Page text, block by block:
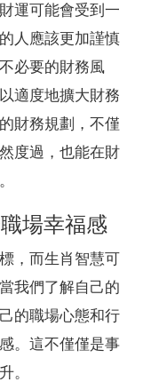
運可能會受到一
人應該更加謹慎
必要的財務風
適度地擴大財務
財務規劃，不僅
度過，也能在財
場幸福感
，而生肖智慧可
我們了解自己的
的職場心態和行
。這不僅僅是事
。